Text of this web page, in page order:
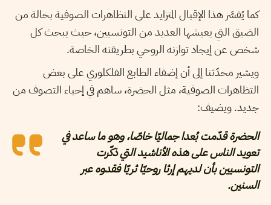
كما يُفسَّر هذا الإقبال المتزايد على التظاهرات الصوفية بحالة من
الضيق التي يعيشها العديد من التونسيين، حيث يبحث كل
شخص عن إيجاد توازنه الروحي بطريقته الخاصة.
ويشير محدّثنا إلى أن إضفاء الطابع الفلكلوري على بعض
التظاهرات الصوفية، مثل الحضرة، ساهم في إحياء التصوف من
جديد. ويضيف:
الحضرة قدّمت بُعدا جماليّا خاصّا، وهو ما ساعد في
تعويد الناس على هذه الأناشيد التي ذكّرت
التونسيين بأن لديهم إرثا روحيّا ثريّا فقدوه عبر
السنين.